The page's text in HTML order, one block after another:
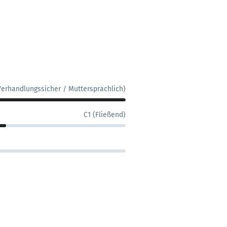
/ Muttersprachlich)
C1 (Fließend)